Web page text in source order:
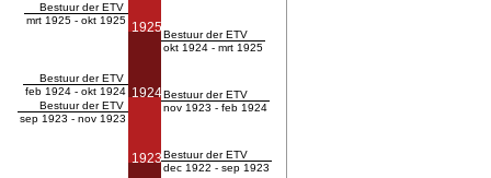
Bestuur der ETV
mrt 1925 - okt 1925
Bestuur der ETV
feb 1924 - okt 1924
Bestuur der ETV
sep 1923 - nov 1923
1925
1924
1923
Bestuur der ETV
okt 1924 - mrt 1925
Bestuur der ETV
nov 1923 - feb 1924
Bestuur der ETV
dec 1922 - sep 1923